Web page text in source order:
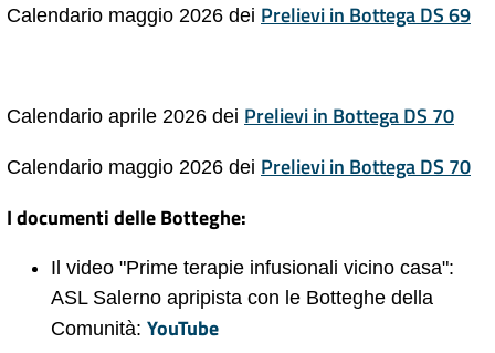
Calendario maggio 2026 dei Prelievi in Bottega DS 69
Calendario aprile 2026 dei Prelievi in Bottega DS 70
Calendario maggio 2026 dei Prelievi in Bottega DS 70
I documenti delle Botteghe:
Il video "Prime terapie infusionali vicino casa":
ASL Salerno apripista con le Botteghe della
Comunità: YouTube